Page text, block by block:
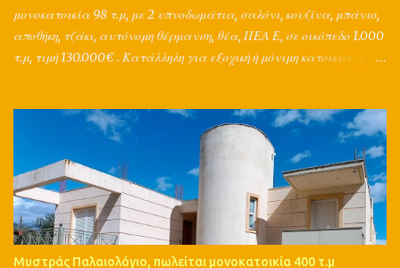
μονοκατοικία 98 τ.μ, με 2 υπνοδωμάτια, σαλόνι, κουζίνα, μπάνιο,
αποθήκη, τζάκι, αυτόνομη θέρμανση, θέα, ΠΕΑ Ε, σε οικόπεδο 1.000
τ.μ, τιμή 130.000€ . Κατάλληλη για εξοχική ή μόνιμη κατοικία. Τα
αγoρά, πώληση, ενοικίαση, αντιπαροχή, ανταλλαγή, διαχείριση,
εκτίμηση, δανειοδότηση, ασφάλιση ενός ακινήτου, με τη
συνεργασία μηχανικών, συμβολαιογράφων, δικηγόρων, τεχνικών,
λογιστών, τραπεζών και ασφαλιστικών εταιριών. Παράλληλα
παρέχουν μια ολοκληρωμένη διαφημιστική στρατηγική για το
ακίνητό σας, καθώς ο Π.Τσιμπίδης έχει σπουδές σε διαφήμιση,
marketing, δημοσιογραφία, κτηματομεσιτικά και κατέχει
Μυστράς Παλαιολόγιο, πωλείται μονοκατοικία 400 τ.μ